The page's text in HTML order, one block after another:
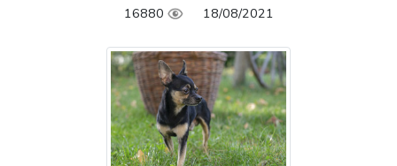
16880 18/08/2021